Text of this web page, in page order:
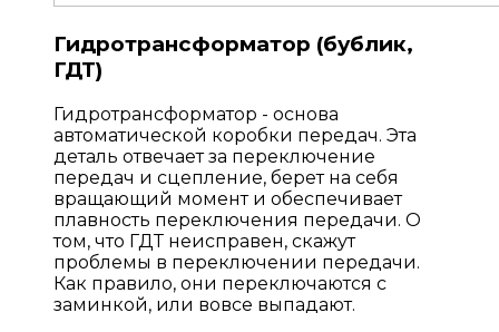
Гидротрансформатор (бублик,
ГДТ)
Гидротрансформатор - основа
автоматической коробки передач. Эта
деталь отвечает за переключение
передач и сцепление, берет на себя
вращающий момент и обеспечивает
плавность переключения передачи. О
том, что ГДТ неисправен, скажут
проблемы в переключении передачи.
Как правило, они переключаются с
заминкой, или вовсе выпадают.